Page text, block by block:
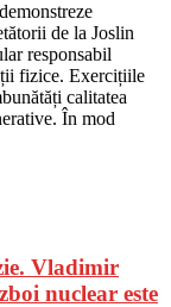
de la Joslin
responsabil
fizice. Exercițiile
calitatea
În mod
Vladimir
nuclear este